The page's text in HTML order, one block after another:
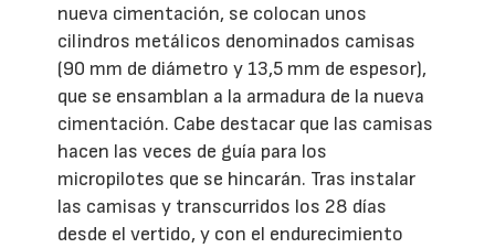
nueva cimentación, se colocan unos
cilindros metálicos denominados camisas
(90 mm de diámetro y 13,5 mm de espesor),
que se ensamblan a la armadura de la nueva
cimentación. Cabe destacar que las camisas
hacen las veces de guía para los
micropilotes que se hincarán. Tras instalar
las camisas y transcurridos los 28 días
desde el vertido, y con el endurecimiento